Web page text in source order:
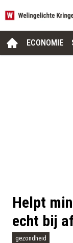
ECONOMIE
Helpt
echt bij
gezondheid